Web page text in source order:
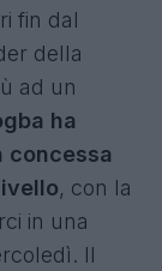
fin dal
della
ad un
ha
concessa
, con la
in una
Il